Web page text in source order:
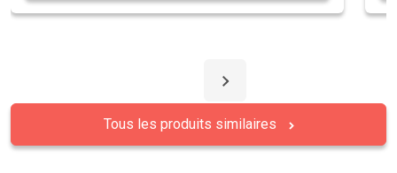
Tous les produits similaires